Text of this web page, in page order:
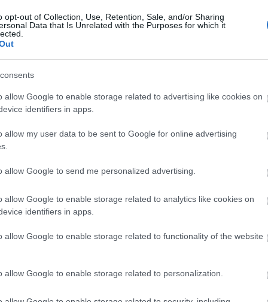
opt-out of Collection, Use, Retention, Sale, and/or Sharing
Data that Is Unrelated with the Purposes for which it
allow Google to enable storage related to advertising like cookies on
identifiers in apps.
allow my user data to be sent to Google for online advertising
allow Google to send me personalized advertising.
allow Google to enable storage related to analytics like cookies on
identifiers in apps.
allow Google to enable storage related to functionality of the website
allow Google to enable storage related to personalization.
szüksége van.
vagy átlátszó textilszatyrokkal
a nejlon, beletesszük a terméket, lemérjük
máris nincs felesleges szemetünk.
zsákokat, de most már teljesen
a mérlegre a zöldséget-gyümölcsöt vagy
élelmiszert, mint például a banán,